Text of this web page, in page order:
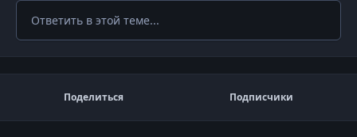
Ответить в этой теме...
Поделиться Подписчики